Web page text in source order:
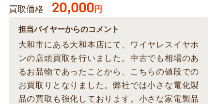
買取価格 20,000円
担当バイヤーからのコメント
大和市にある大和本店にて、ワイヤレスイヤホ
ンの店頭買取を行いました。中古でも相場のあ
るお品物であったことから、こちらの値段での
お買取りとなりました。弊社では小さな電化製
品の買取も強化しております。小さな家電製品